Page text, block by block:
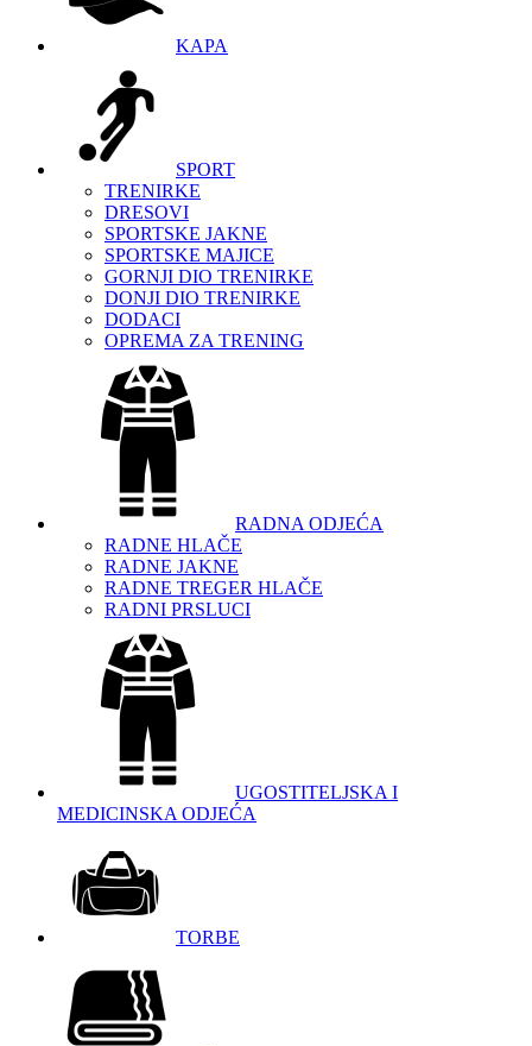
KAPA
SPORT
TRENIRKE
DRESOVI
SPORTSKE JAKNE
SPORTSKE MAJICE
GORNJI DIO TRENIRKE
DONJI DIO TRENIRKE
DODACI
OPREMA ZA TRENING
RADNA ODJEĆA
RADNE HLAČE
RADNE JAKNE
RADNE TREGER HLAČE
RADNI PRSLUCI
UGOSTITELJSKA I
MEDICINSKA ODJEĆA
TORBE